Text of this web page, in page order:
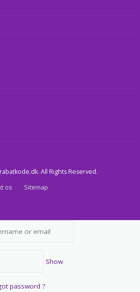
All Rights Reserved.
os Sitemap
Show
password ?